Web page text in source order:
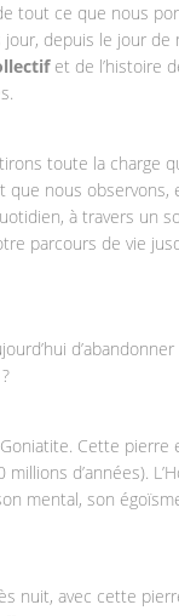
tout ce que nous
depuis le jour
et de l’histoire
toute la charge
nous
à travers un
parcours de vie
d’abandonner
Cette pierre
d’années).
mental, son
nuit, avec cette